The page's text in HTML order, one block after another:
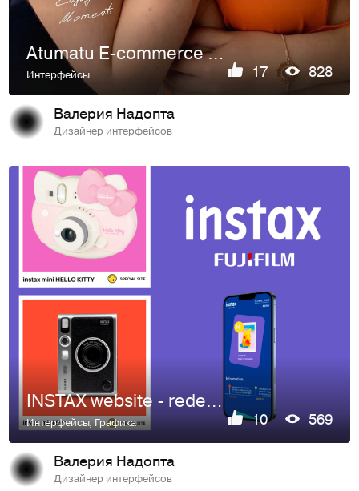
Atumatu E-commerce redesign
Интерфейсы 17 828
Валерия Надопта
Дизайнер интерфейсов
INSTAX website - redesign
Интерфейсы,Графика 10 569
Валерия Надопта
Дизайнер интерфейсов